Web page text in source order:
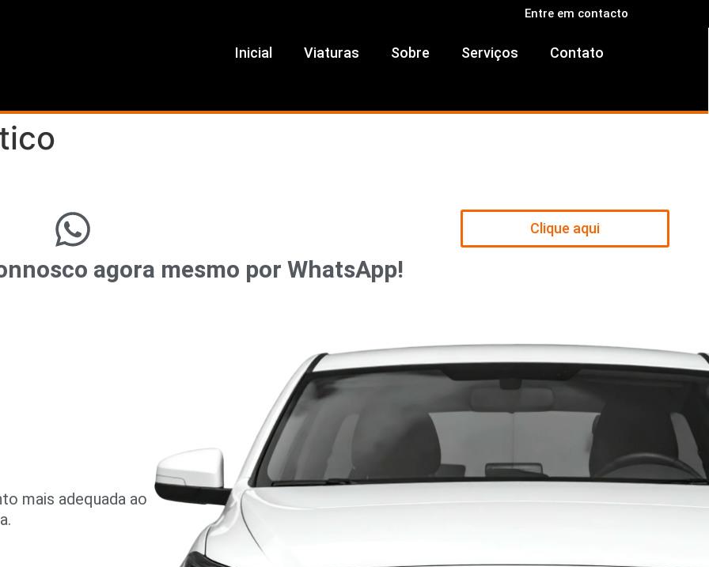
Entre em contacto
Inicial Viaturas Sobre Serviços Contato
agora mesmo por WhatsApp!
Clique aqui
mais adequada ao